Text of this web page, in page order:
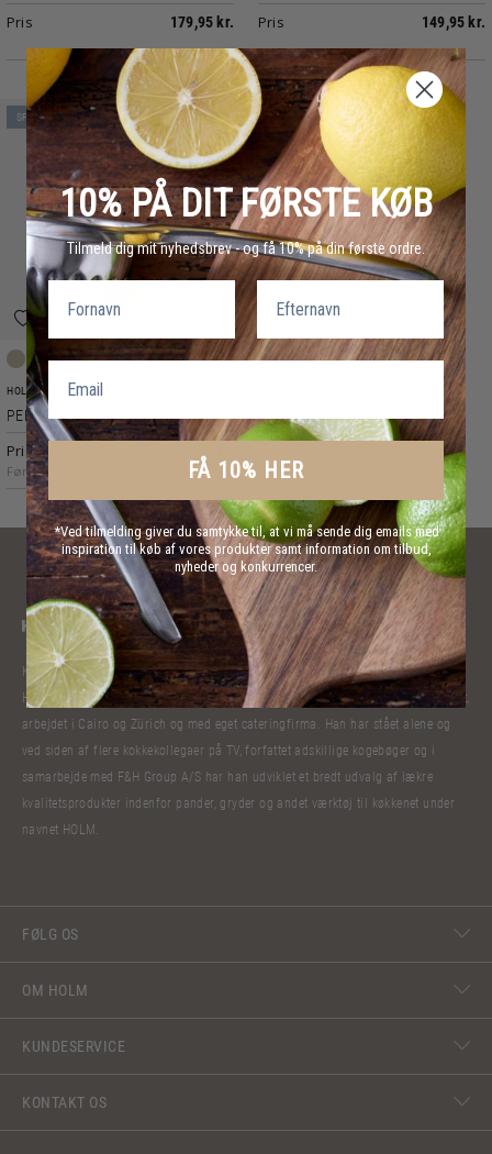
Pris 179,95 kr. Pris 149,95 kr.
SPAR 50%
Natur
HOLM
PEBERKVÆRN
Pris 99,95 kr.
Før 199,95 kr.
Kokkelivet har bibragt Claus Holm mange oplevelser. Han har lavet mad til
Hendes Majestæt Dronning Margrethe, kæmpet og fået stjerner til sin restaurant,
arbejdet i Cairo og Zürich og med eget cateringfirma. Han har stået alene og
ved siden af flere kokkekollegaer på TV, forfattet adskillige kogebøger og i
samarbejde med F&H Group A/S har han udviklet et bredt udvalg af lækre
kvalitetsprodukter indenfor pander, gryder og andet værktøj til køkkenet under
navnet HOLM.
FØLG OS
OM HOLM
KUNDESERVICE
KONTAKT OS
10% PÅ DIT FØRSTE KØB
Tilmeld dig mit nyhedsbrev - og få 10% på din første ordre.
Email
FÅ 10% HER
*Ved tilmelding giver du samtykke til, at vi må sende dig emails med
inspiration til køb af vores produkter samt information om tilbud,
nyheder og konkurrencer.